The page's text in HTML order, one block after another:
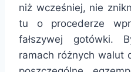
niż wcześniej, nie
tu o procederze
fałszywej gotówki.
ramach różnych walut